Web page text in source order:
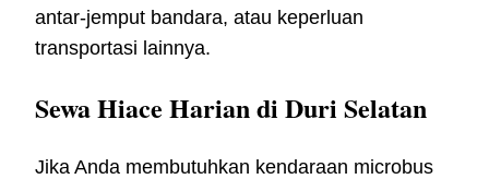
antar-jemput bandara, atau keperluan
transportasi lainnya.
Sewa Hiace Harian di Duri Selatan
Jika Anda membutuhkan kendaraan microbus